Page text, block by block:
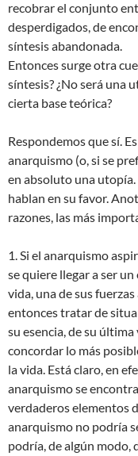
recobrar el conjunto
desperdigados, de
síntesis abandonada.
Entonces surge otra
síntesis? ¿No será una
cierta base teórica?
Respondemos que sí.
anarquismo (o, si se
en absoluto una
hablan en su favor.
razones, las más
1. Si el anarquismo
se quiere llegar a ser
vida, una de sus
entonces tratar de
su esencia, de su
concordar lo más
la vida. Está claro, en
anarquismo se
verdaderos elementos
anarquismo no podría
podría, de algún modo,